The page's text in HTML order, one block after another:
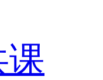
课